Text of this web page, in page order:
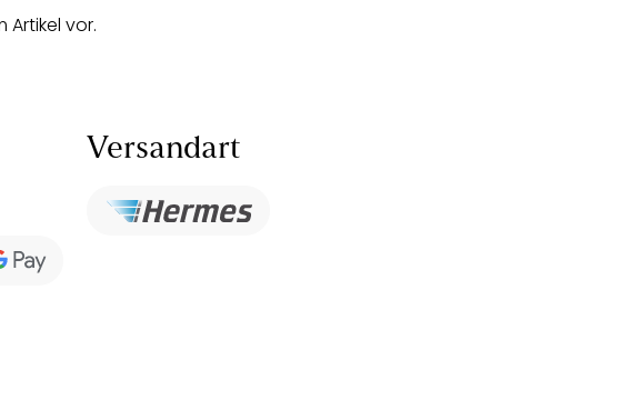
Artikel vor.
Versandart